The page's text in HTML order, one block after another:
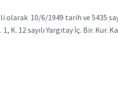
10/6/1949 tarih ve 5435
K. 12 sayılı Yargıtay İç. Bir. Kur.